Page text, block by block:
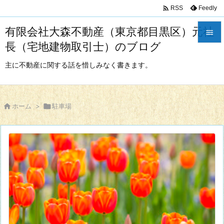
有限会社大森不動産（東京都目黒区）元社
長（宅地建物取引士）のブログ
主に不動産に関する話を惜しみなく書きます。

サイド

前へ

次へ

検索
 RSS Feedly
 ホーム > 駐車場